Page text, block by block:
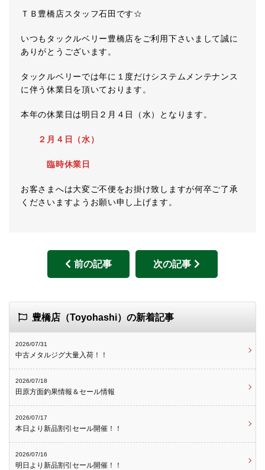
ＴＢ豊橋店スタッフ石田です☆
いつもタックルベリー豊橋店をご利用下さいまして誠に
ありがとうございます。
タックルベリーでは年に１度だけシステムメンテナンス
に伴う休業日を頂いております。
本年の休業日は明日２月４日（水）となります。
２月４日（水）
臨時休業日
お客さまへは大変ご不便をお掛け致しますが何卒ご了承
くださいますようお願い申し上げます。
前の記事 次の記事
豊橋店（Toyohashi）の新着記事
2026/07/31
中古メタルジグ大量入荷！！
2026/07/18
田原方面釣果情報＆セール情報
2026/07/17
本日より新品割引セール開催！！
2026/07/16
明日より新品割引セール開催！！